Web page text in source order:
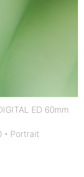
ED 60mm
Portrait